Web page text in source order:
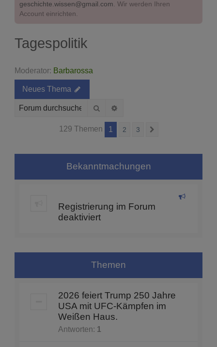
geschichte.wissen@gmail.com. Wir werden Ihren
Account einrichten.
Tagespolitik
Moderator: Barbarossa
Neues Thema
Suche
129 Themen 1 2 3
Bekanntmachungen
Registrierung im Forum
deaktiviert
Themen
2026 feiert Trump 250 Jahre
USA mit UFC-Kämpfen im
Weißen Haus.
Antworten: 1